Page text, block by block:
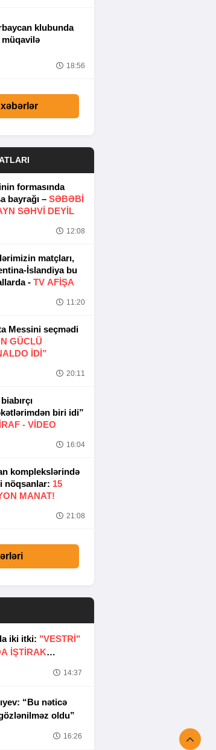
klubunda
18:56
formasında
bayrağı – SƏBƏBI
SƏHVI DEYIL
12:08
matçları,
İslandiya bu
- TV AFİŞA
11:20
Messini seçmədi
GÜCLÜ
IDI”
20:11
biri idi”
- VİDEO
16:04
komplekslərində
nöqsanlar: 15
MANAT!
21:08
iki itki: "VESTRİ"
İŞTİRAK
14:37
“Bu nəticə
oldu”
16:26